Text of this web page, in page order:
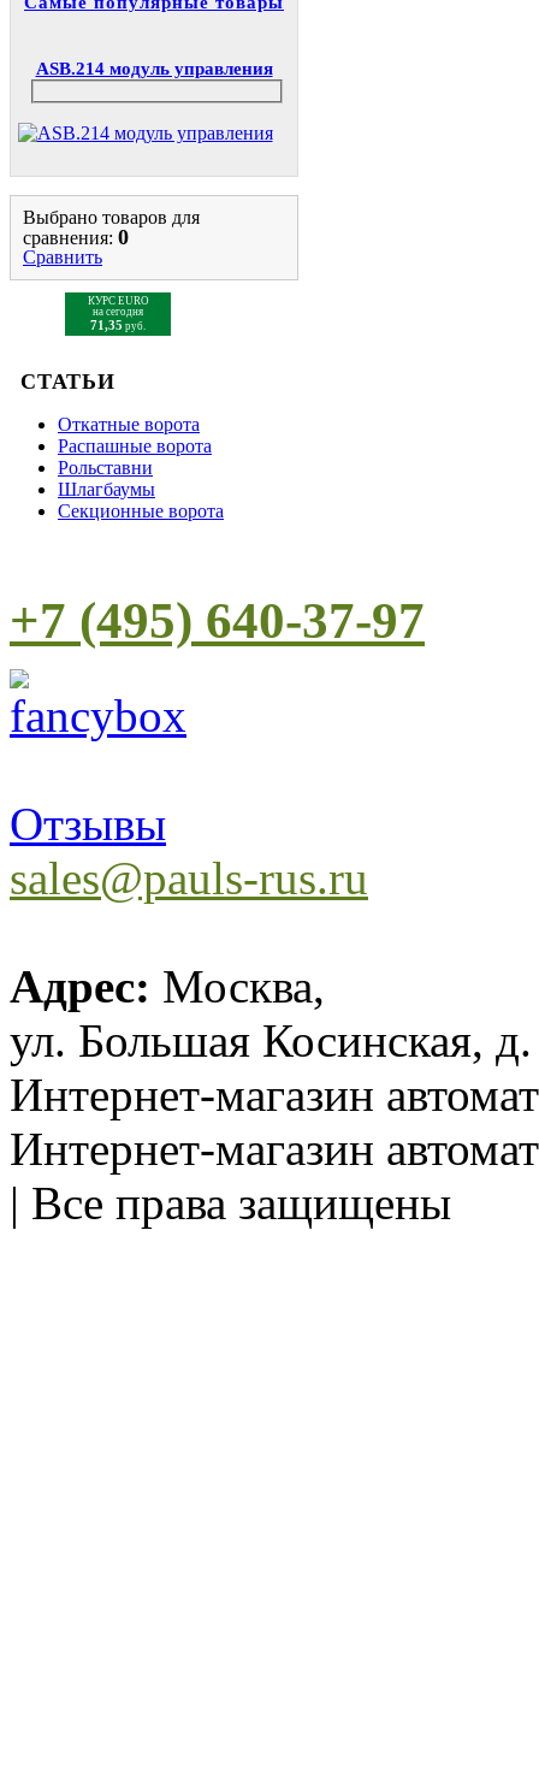
ASB.214 модуль управления
Выбрано товаров для
сравнения: 0
Сравнить
КУРС EURO
на сегодня
71,35 руб.
СТАТЬИ
Откатные ворота
Распашные ворота
Рольставни
Шлагбаумы
Cекционные ворота
+7 (495) 640-37-97
Отзывы
sales@pauls-rus.ru
Адрес: Москва,
ул. Большая Косинская,
Интернет-магазин
Интернет-магазин
| Все права защищены